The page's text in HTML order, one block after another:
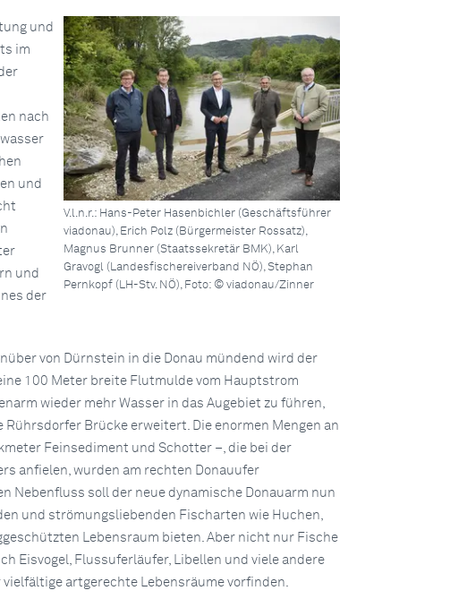
V.l.n.r.: Hans-Peter Hasenbichler (Geschäftsführer
viadonau), Erich Polz (Bürgermeister Rossatz),
Magnus Brunner (Staatssekretär BMK), Karl
Gravogl (Landesfischereiverband NÖ), Stephan
Pernkopf (LH-Stv. NÖ), Foto: © viadonau/Zinner
und
im
nach
und
und
der
von Dürnstein in die Donau mündend wird der
100 Meter breite Flutmulde vom Hauptstrom
wieder mehr Wasser in das Augebiet zu führen,
Brücke erweitert. Die enormen Mengen an
Feinsediment und Schotter –, die bei der
anfielen, wurden am rechten Donauufer
Nebenfluss soll der neue dynamische Donauarm nun
und strömungsliebenden Fischarten wie Huchen,
Lebensraum bieten. Aber nicht nur Fische
Eisvogel, Flussuferläufer, Libellen und viele andere
artgerechte Lebensräume vorfinden.